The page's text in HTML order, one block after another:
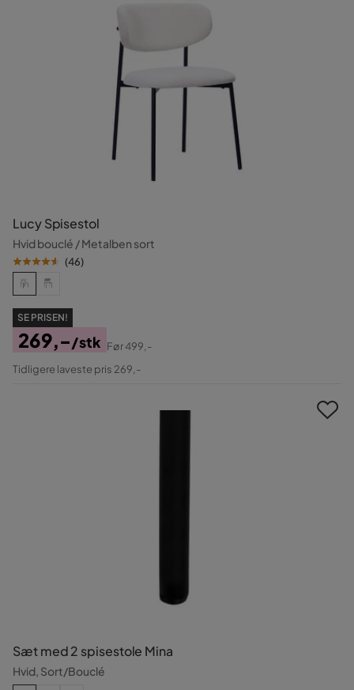
Lucy Spisestol
Hvid bouclé / Metalben sort
(46)
SE PRISEN!
Pris
269,-/stk
Original
Før499,-
Tidligere laveste pris 269,-
Sæt med 2 spisestole Mina
Hvid, Sort/Bouclé